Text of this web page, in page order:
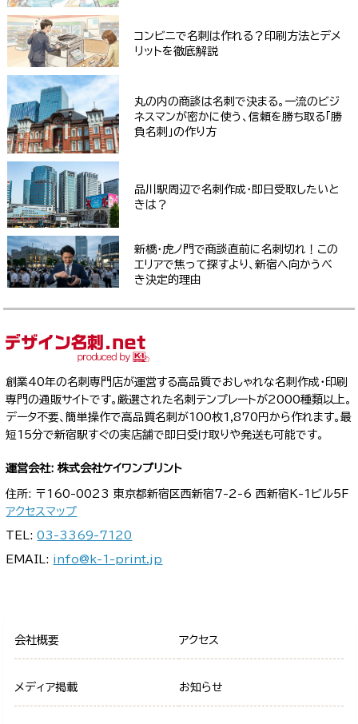
コンビニで名刺は作れる？印刷方法とデメ
リットを徹底解説
丸の内の商談は名刺で決まる。一流のビジ
ネスマンが密かに使う、信頼を勝ち取る「勝
負名刺」の作り方
品川駅周辺で名刺作成・即日受取したいと
きは？
新橋・虎ノ門で商談直前に名刺切れ！この
エリアで焦って探すより、新宿へ向かうべ
き決定的理由
創業40年の名刺専門店が運営する高品質でおしゃれな名刺作成・印刷
専門の通販サイトです。厳選された名刺テンプレートが2000種類以上。
データ不要、簡単操作で高品質名刺が100枚1,870円から作れます。最
短15分で新宿駅すぐの実店舗で即日受け取りや発送も可能です。
運営会社: 株式会社ケイワンプリント
住所: 〒160-0023 東京都新宿区西新宿7-2-6 西新宿K-1ビル5F
アクセスマップ
TEL:03-3369-7120
EMAIL: info@k-1-print.jp
会社概要 アクセス
メディア掲載 お知らせ